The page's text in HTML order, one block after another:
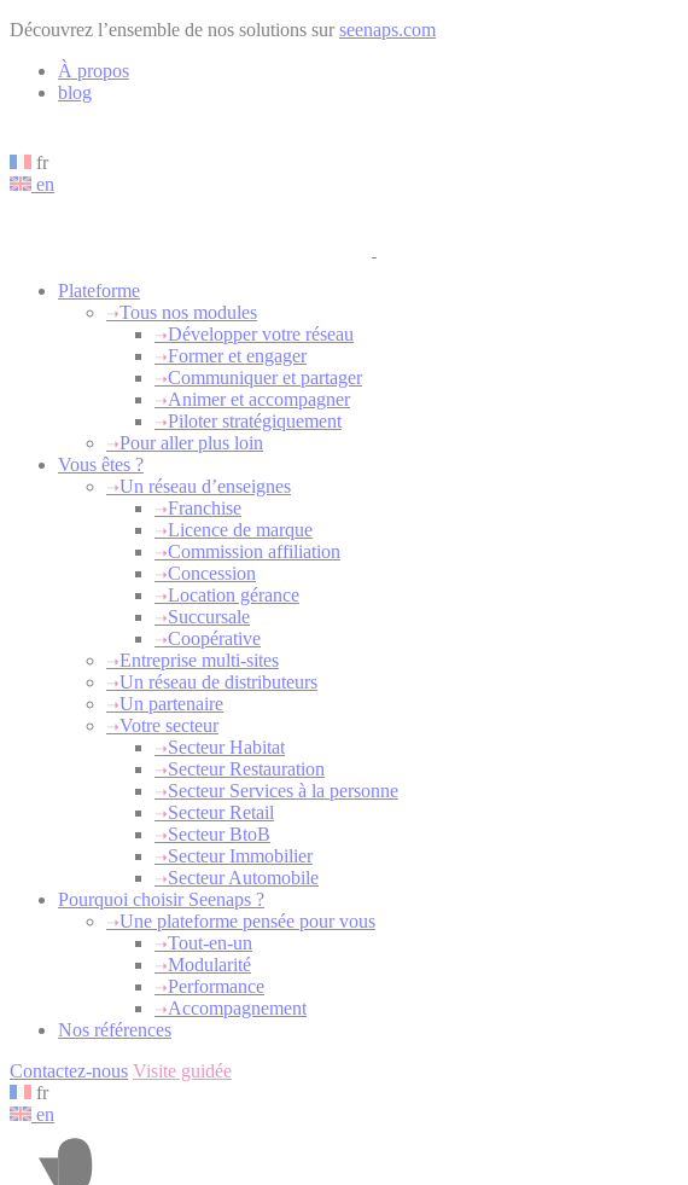
Découvrez l’ensemble de nos solutions sur seenaps.com
À propos
blog
fr
en
Plateforme
Tous nos modules
Développer votre réseau
Former et engager
Communiquer et partager
Animer et accompagner
Piloter stratégiquement
Pour aller plus loin
Vous êtes ?
Un réseau d’enseignes
Franchise
Licence de marque
Commission affiliation
Concession
Location gérance
Succursale
Coopérative
Entreprise multi-sites
Un réseau de distributeurs
Un partenaire
Votre secteur
Secteur Habitat
Secteur Restauration
Secteur Services à la personne
Secteur Retail
Secteur BtoB
Secteur Immobilier
Secteur Automobile
Pourquoi choisir Seenaps ?
Une plateforme pensée pour vous
Tout-en-un
Modularité
Performance
Accompagnement
Nos références
Contactez-nous Visite guidée
fr
en